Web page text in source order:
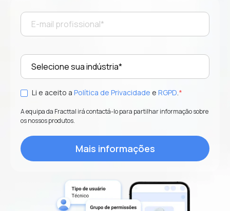
Li e aceito a Política de Privacidade e RGPD.*
A equipa da Fracttal irá contactá-lo para partilhar informação sobre
os nossos produtos.